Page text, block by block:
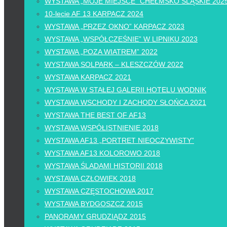
10-lecie AF 13 KARPACZ 2024
WYSTAWA „PRZEZ OKNO” KARPACZ 2023
WYSTAWA „WSPÓŁCZEŚNIE” W LIPNIKU 2023
WYSTAWA „POZA WIATREM” 2022
WYSTAWA SOLPARK – KLESZCZÓW 2022
WYSTAWA KARPACZ 2021
WYSTAWA W STAŁEJ GALERII HOTELU WODNIK
WYSTAWA WSCHODY I ZACHODY SŁOŃCA 2021
WYSTAWA THE BEST OF AF13
WYSTAWA WSPÓŁISTNIENIE 2018
WYSTAWA AF13 „PORTRET NIEOCZYWISTY”
WYSTAWA AF13 KOLOROWO 2018
WYSTAWA ŚLADAMI HISTORII 2018
WYSTAWA CZŁOWIEK 2018
WYSTAWA CZĘSTOCHOWA 2017
WYSTAWA BYDGOSZCZ 2015
PANORAMY GRUDZIĄDZ 2015